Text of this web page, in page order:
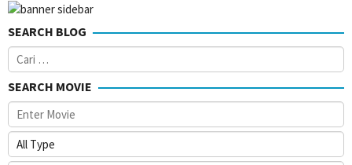
SEARCH BLOG
Cari
untuk:
SEARCH MOVIE